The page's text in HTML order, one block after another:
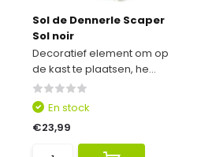
Sol de Dennerle Scaper
Sol noir
Decoratief element om op
de kast te plaatsen, he...
En stock
€23,99